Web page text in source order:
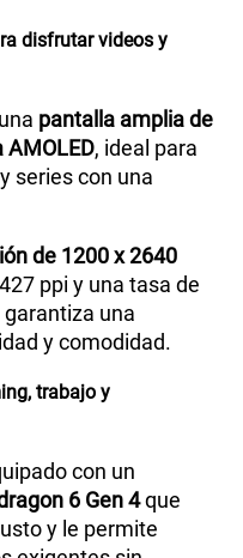
Si
disfrutar videos y
pantalla amplia de
, ideal para
series con una
de 1200 x 2640
ppi y una tasa de
una
y comodidad.
trabajo y
con un
6 Gen 4que
y le permite